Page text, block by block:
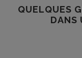
QUELQUES
DANS